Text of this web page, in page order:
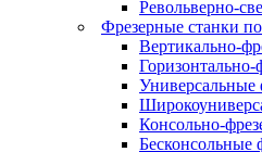
Револьверно-
Фрезерные станки
Вертикально-
Горизонтально-
Универсальные
Консольно-
Бесконсольные